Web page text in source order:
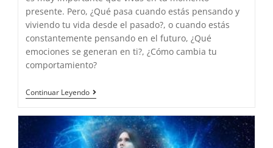
presente. Pero, ¿Qué pasa cuando estás pensando y
viviendo tu vida desde el pasado?, o cuando estás
constantemente pensando en el futuro, ¿Qué
emociones se generan en ti?, ¿Cómo cambia tu
comportamiento?
Continuar LeyendoEl
Momento
Es
Ahora